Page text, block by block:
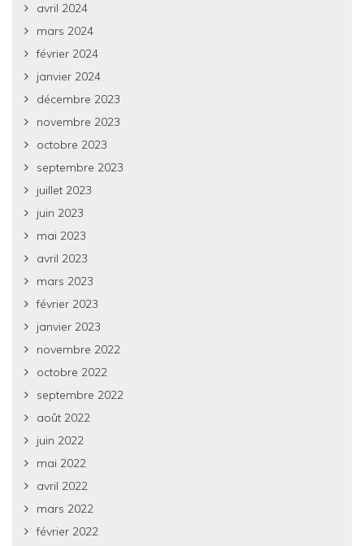
avril 2024
mars 2024
février 2024
janvier 2024
décembre 2023
novembre 2023
octobre 2023
septembre 2023
juillet 2023
juin 2023
mai 2023
avril 2023
mars 2023
février 2023
janvier 2023
novembre 2022
octobre 2022
septembre 2022
août 2022
juin 2022
mai 2022
avril 2022
mars 2022
février 2022